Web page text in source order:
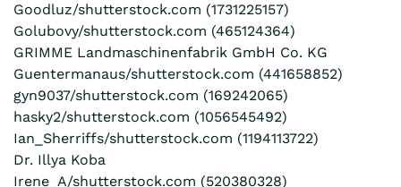
Goodluz/shutterstock.com (1731225157)
Golubovy/shutterstock.com (465124364)
GRIMME Landmaschinenfabrik GmbH Co. KG
Guentermanaus/shutterstock.com (441658852)
gyn9037/shutterstock.com (169242065)
hasky2/shutterstock.com (1056545492)
Ian_Sherriffs/shutterstock.com (1194113722)
Dr. Illya Koba
Irene_A/shutterstock.com (520380328)